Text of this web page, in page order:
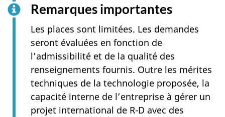
Remarques importantes
Les places sont limitées. Les demandes
seront évaluées en fonction de
l’admissibilité et de la qualité des
renseignements fournis. Outre les mérites
techniques de la technologie proposée, la
capacité interne de l’entreprise à gérer un
projet international de R-D avec des